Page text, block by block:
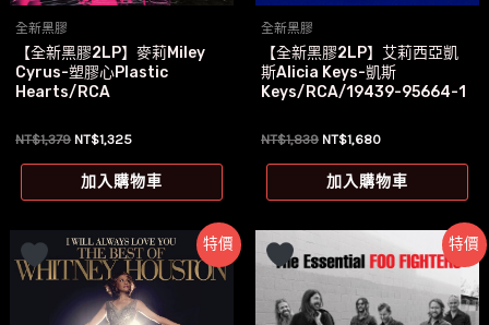
全新黑膠
【全新黑膠2LP】麥莉Miley
Cyrus-塑膠心Plastic
Hearts/RCA
NT$1,379 原
價
格：
NT$1,325目
價
格：
加入購物車
全新黑膠
【全新黑膠2LP】艾莉西亞凱
斯Alicia Keys-凱斯
Keys/RCA/19439-95664-1
NT$1,839 原
價
格：
NT$1,680目
價
格：
加入購物車
特價 特價